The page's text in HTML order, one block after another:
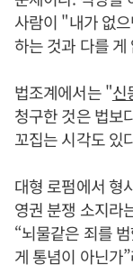
사람이 "내가 없
하는 것과 다를 게
법조계에서는 "신
청구한 것은 법보
꼬집는 시각도 있
대형 로펌에서 형
영권 분쟁 소지라
“뇌물같은 죄를
게 통념이 아닌가